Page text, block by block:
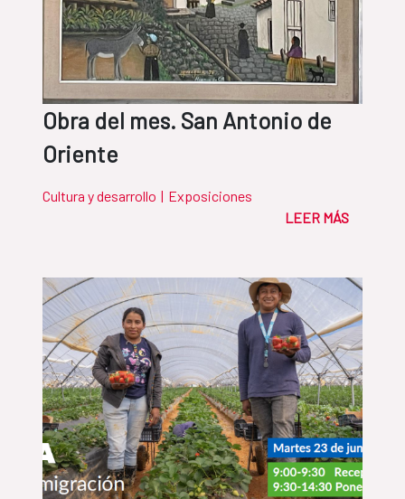
Obra del mes. San Antonio de
Oriente
Cultura y desarrollo | Exposiciones
LEER MÁS